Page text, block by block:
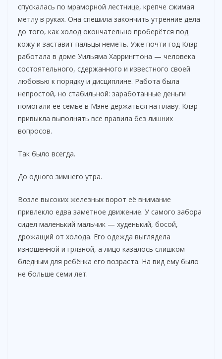
спускалась по мраморной лестнице, крепче сжимая
метлу в руках. Она спешила закончить утренние дела
до того, как холод окончательно проберётся под
кожу и заставит пальцы неметь. Уже почти год Клэр
работала в доме Уильяма Харрингтона — человека
состоятельного, сдержанного и известного своей
любовью к порядку и дисциплине. Работа была
непростой, но стабильной: заработанные деньги
помогали её семье в Мэне держаться на плаву. Клэр
привыкла выполнять все правила без лишних
вопросов.
Так было всегда.
До одного зимнего утра.
Возле высоких железных ворот её внимание
привлекло едва заметное движение. У самого забора
сидел маленький мальчик — худенький, босой,
дрожащий от холода. Его одежда выглядела
изношенной и грязной, а лицо казалось слишком
бледным для ребёнка его возраста. На вид ему было
не больше семи лет.